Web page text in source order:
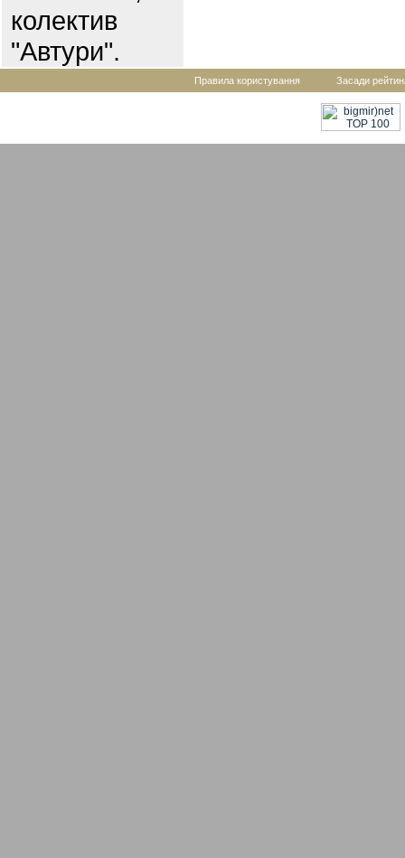
колектив
"Автури".
Правила користування Засади